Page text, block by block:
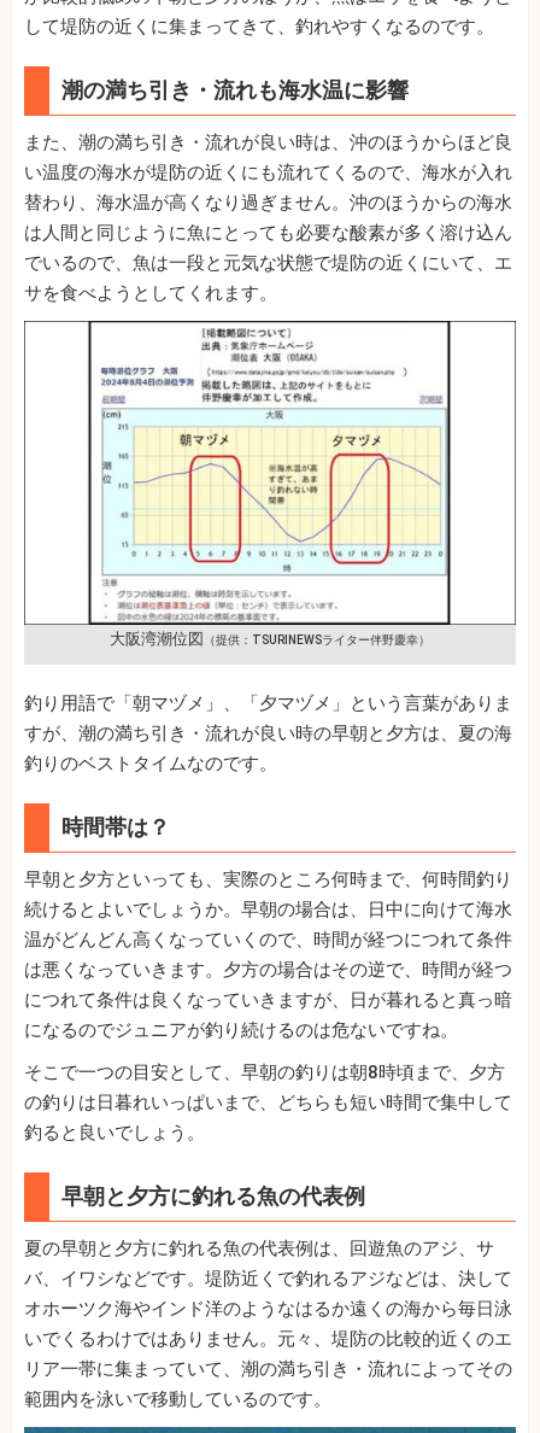
して堤防の近くに集まってきて、釣れやすくなるのです。
潮の満ち引き・流れも海水温に影響
また、潮の満ち引き・流れが良い時は、沖のほうからほど良
い温度の海水が堤防の近くにも流れてくるので、海水が入れ
替わり、海水温が高くなり過ぎません。沖のほうからの海水
は人間と同じように魚にとっても必要な酸素が多く溶け込ん
でいるので、魚は一段と元気な状態で堤防の近くにいて、エ
サを食べようとしてくれます。
大阪湾潮位図 （提供：TSURINEWSライター伴野慶幸）
釣り用語で「朝マヅメ」、「夕マヅメ」という言葉がありま
すが、潮の満ち引き・流れが良い時の早朝と夕方は、夏の海
釣りのベストタイムなのです。
時間帯は？
早朝と夕方といっても、実際のところ何時まで、何時間釣り
続けるとよいでしょうか。早朝の場合は、日中に向けて海水
温がどんどん高くなっていくので、時間が経つにつれて条件
は悪くなっていきます。夕方の場合はその逆で、時間が経つ
につれて条件は良くなっていきますが、日が暮れると真っ暗
になるのでジュニアが釣り続けるのは危ないですね。
そこで一つの目安として、早朝の釣りは朝8時頃まで、夕方
の釣りは日暮れいっぱいまで、どちらも短い時間で集中して
釣ると良いでしょう。
早朝と夕方に釣れる魚の代表例
夏の早朝と夕方に釣れる魚の代表例は、回遊魚のアジ、サ
バ、イワシなどです。堤防近くで釣れるアジなどは、決して
オホーツク海やインド洋のようなはるか遠くの海から毎日泳
いでくるわけではありません。元々、堤防の比較的近くのエ
リア一帯に集まっていて、潮の満ち引き・流れによってその
範囲内を泳いで移動しているのです。